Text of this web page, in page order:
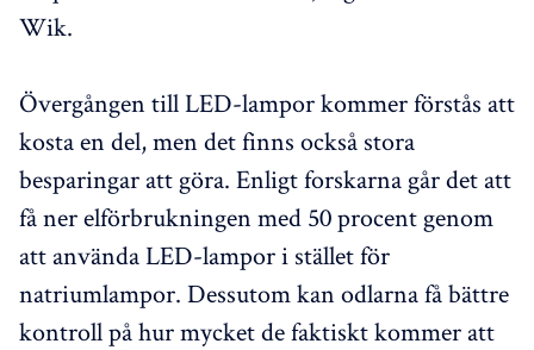
Wik.
Övergången till LED-lampor kommer förstås att
kosta en del, men det finns också stora
besparingar att göra. Enligt forskarna går det att
få ner elförbrukningen med 50 procent genom
att använda LED-lampor i stället för
natriumlampor. Dessutom kan odlarna få bättre
kontroll på hur mycket de faktiskt kommer att